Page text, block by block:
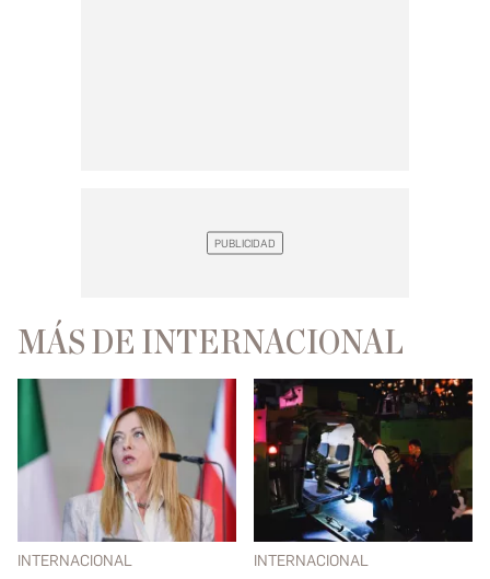
MÁS DE INTERNACIONAL
INTERNACIONAL INTERNACIONAL